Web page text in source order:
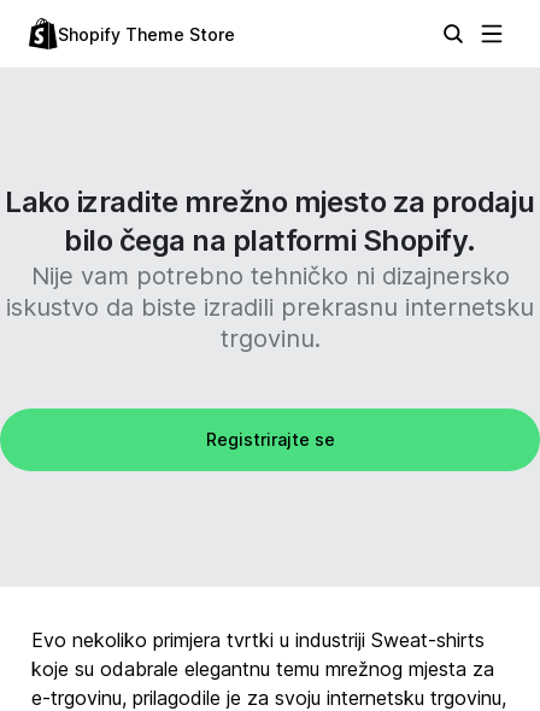
Shopify Theme Store
Lako izradite mrežno mjesto za prodaju
bilo čega na platformi Shopify.
Nije vam potrebno tehničko ni dizajnersko
iskustvo da biste izradili prekrasnu internetsku
trgovinu.
Registrirajte se
Evo nekoliko primjera tvrtki u industriji Sweat-shirts
koje su odabrale elegantnu temu mrežnog mjesta za
e-trgovinu, prilagodile je za svoju internetsku trgovinu,